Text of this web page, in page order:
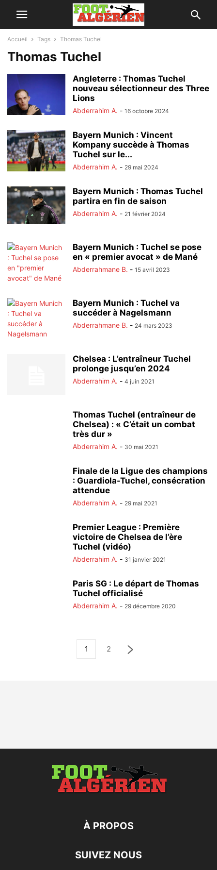
Accueil Tags Thomas Tuchel
Thomas Tuchel
Angleterre : Thomas Tuchel
nouveau sélectionneur des Three
Lions
Abderrahim A. - 16 octobre 2024
Bayern Munich : Vincent
Kompany succède à Thomas
Tuchel sur le...
Abderrahim A. - 29 mai 2024
Bayern Munich : Thomas Tuchel
partira en fin de saison
Abderrahim A. - 21 février 2024
Bayern Munich : Tuchel se pose
en « premier avocat » de Mané
Abderrahmane B. - 15 avril 2023
Bayern Munich : Tuchel va
succéder à Nagelsmann
Abderrahmane B. - 24 mars 2023
Chelsea : L’entraîneur Tuchel
prolonge jusqu’en 2024
Abderrahim A. - 4 juin 2021
Thomas Tuchel (entraîneur de
Chelsea) : « C’était un combat
très dur »
Abderrahim A. - 30 mai 2021
Finale de la Ligue des champions
: Guardiola-Tuchel, consécration
attendue
Abderrahim A. - 29 mai 2021
Premier League : Première
victoire de Chelsea de l’ère
Tuchel (vidéo)
Abderrahim A. - 31 janvier 2021
Paris SG : Le départ de Thomas
Tuchel officialisé
Abderrahim A. - 29 décembre 2020
1 2
À PROPOS
SUIVEZ NOUS